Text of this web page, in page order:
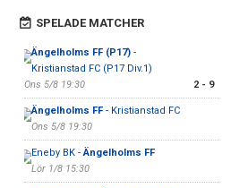
SPELADE MATCHER
Ängelholms FF (P17)-
Kristianstad FC (P17 Div.1)
Ons 5/8 19:30
2 - 9
Ängelholms FF- Kristianstad FC
Ons 5/8 19:30
Eneby BK -Ängelholms FF
Lör 1/8 15:30